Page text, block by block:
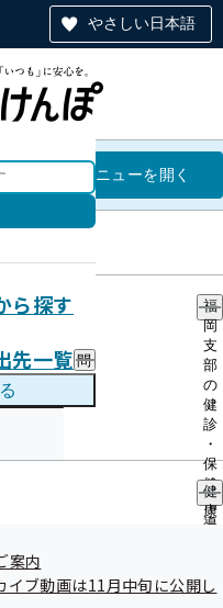
やさしい日本語
ら探す
先一覧 問
い
・
の
サ
福岡支部
メニューを開く
福
岡
支
部
の
健
診
・
保
健
指
導
案
ついて
健
康
員
案内
ブ動画は11月中旬に公開し
評議会を開催い
開催することとなりまし